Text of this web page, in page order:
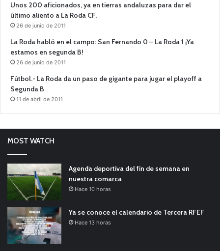
Unos 200 aficionados, ya en tierras andaluzas para dar el
último aliento a La Roda CF.
26 de junio de 2011
La Roda habló en el campo: San Fernando 0 – La Roda 1 ¡Ya
estamos en segunda B!
26 de junio de 2011
Fútbol.- La Roda da un paso de gigante para jugar el playoff a
Segunda B
11 de abril de 2011
MOST WATCH
Agenda deportiva del fin de semana en
nuestra comarca
Hace 10 horas
Ya se conoce el calendario de Tercera RFEF
Hace 13 horas